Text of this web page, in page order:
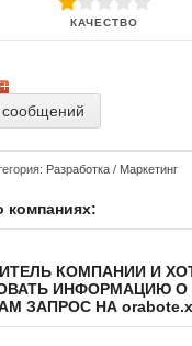
КАЧЕСТВО
сообщений
Разработка / Маркетинг
КОМПАНИИ И
ИНФОРМАЦИЮ
ЗАПРОС НА